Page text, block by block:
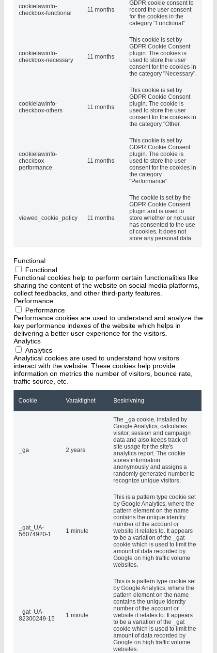
cookielawinfo-
checkbox-functional
11 months
GDPR cookie consent to
record the user consent
for the cookies in the
category "Functional".
cookielawinfo-
checkbox-necessary
11 months
This cookie is set by
GDPR Cookie Consent
plugin. The cookies is
used to store the user
consent for the cookies in
the category "Necessary".
cookielawinfo-
checkbox-others
11 months
This cookie is set by
GDPR Cookie Consent
plugin. The cookie is
used to store the user
consent for the cookies in
the category "Other.
cookielawinfo-
checkbox-
performance
11 months
This cookie is set by
GDPR Cookie Consent
plugin. The cookie is
used to store the user
consent for the cookies in
the category
"Performance".
viewed_cookie_policy 11 months
The cookie is set by the
GDPR Cookie Consent
plugin and is used to
store whether or not user
has consented to the use
of cookies. It does not
store any personal data.
Functional
Functional
Functional cookies help to perform certain functionalities like
sharing the content of the website on social media platforms,
collect feedbacks, and other third-party features.
Performance
Performance
Performance cookies are used to understand and analyze the
key performance indexes of the website which helps in
delivering a better user experience for the visitors.
Analytics
Analytics
Analytical cookies are used to understand how visitors
interact with the website. These cookies help provide
information on metrics the number of visitors, bounce rate,
traffic source, etc.
Cookie Varaktighet Beskrivning
_ga 2 years
The _ga cookie, installed by
Google Analytics, calculates
visitor, session and campaign
data and also keeps track of
site usage for the site's
analytics report. The cookie
stores information
anonymously and assigns a
randomly generated number to
recognize unique visitors.
_gat_UA-
56074920-1
1 minute
This is a pattern type cookie set
by Google Analytics, where the
pattern element on the name
contains the unique identity
number of the account or
website it relates to. It appears
to be a variation of the _gat
cookie which is used to limit the
amount of data recorded by
Google on high traffic volume
websites.
_gat_UA-
82300249-15
1 minute
This is a pattern type cookie set
by Google Analytics, where the
pattern element on the name
contains the unique identity
number of the account or
website it relates to. It appears
to be a variation of the _gat
cookie which is used to limit the
amount of data recorded by
Google on high traffic volume
websites.